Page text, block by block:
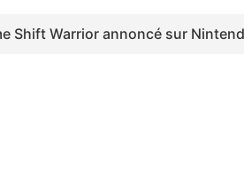
Shift Warrior annoncé sur